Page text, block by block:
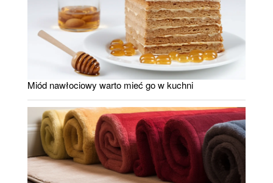
Miód nawłociowy warto mieć go w kuchni